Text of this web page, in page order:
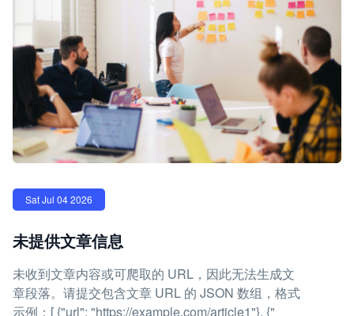
Sat Jul 04 2026
未提供文章信息
未收到文章内容或可爬取的 URL，因此无法生成文
章段落。请提交包含文章 URL 的 JSON 数组，格式
示例：[ {"url": "https://example.com/article1"}, {"